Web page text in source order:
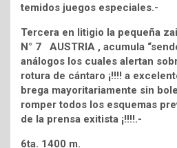
temidos juegos especiales.-
Tercera en litigio la pequeña
N° 7 AUSTRIA , acumula
análogos los cuales alertan
rotura de cántaro ¡!!!! a
brega mayoritariamente sin
romper todos los esquemas
de la prensa exitista ¡!!!!.-
6ta. 1400 m.